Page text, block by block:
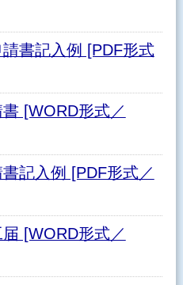
書記入例 [PDF形式
[WORD形式／
記入例 [PDF形式／
[WORD形式／